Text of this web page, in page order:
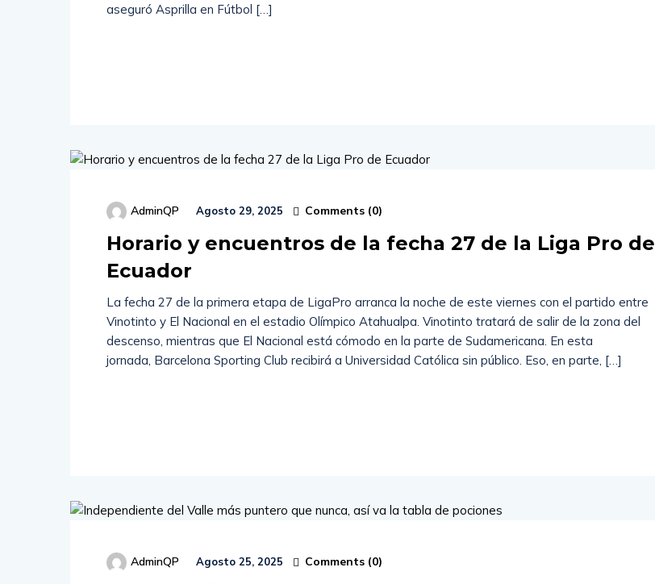
aseguró Asprilla en Fútbol […]
AdminQP Agosto 29, 2025 Comments (0)
Horario y encuentros de la fecha 27 de la Liga Pro de
Ecuador
La fecha 27 de la primera etapa de LigaPro arranca la noche de este viernes con el partido entre
Vinotinto y El Nacional en el estadio Olímpico Atahualpa. Vinotinto tratará de salir de la zona del
descenso, mientras que El Nacional está cómodo en la parte de Sudamericana. En esta
jornada, Barcelona Sporting Club recibirá a Universidad Católica sin público. Eso, en parte, […]
AdminQP Agosto 25, 2025 Comments (0)